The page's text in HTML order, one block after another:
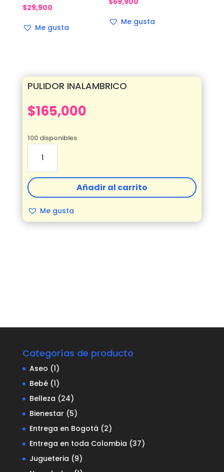
$29,900
Me gusta
Me gusta
PULIDOR INALAMBRICO
$165,000
100 disponibles
INALAMBRICO
cantidad
Añadir al carrito
Me gusta
Categorías de producto
Aseo (1)
Bebé (1)
Belleza (24)
Bienestar (5)
Entrega en Bogotá (2)
Entrega en toda Colombia (37)
Jugueteria (9)